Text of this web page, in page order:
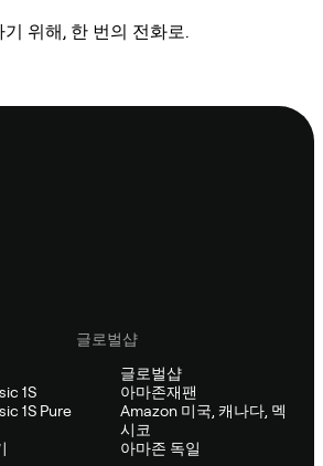
위해, 한 번의 전화로.
1S
1S Pure
글로벌샵
글로벌샵
아마존재팬
Amazon 미국, 캐나다, 멕
시코
아마존 독일